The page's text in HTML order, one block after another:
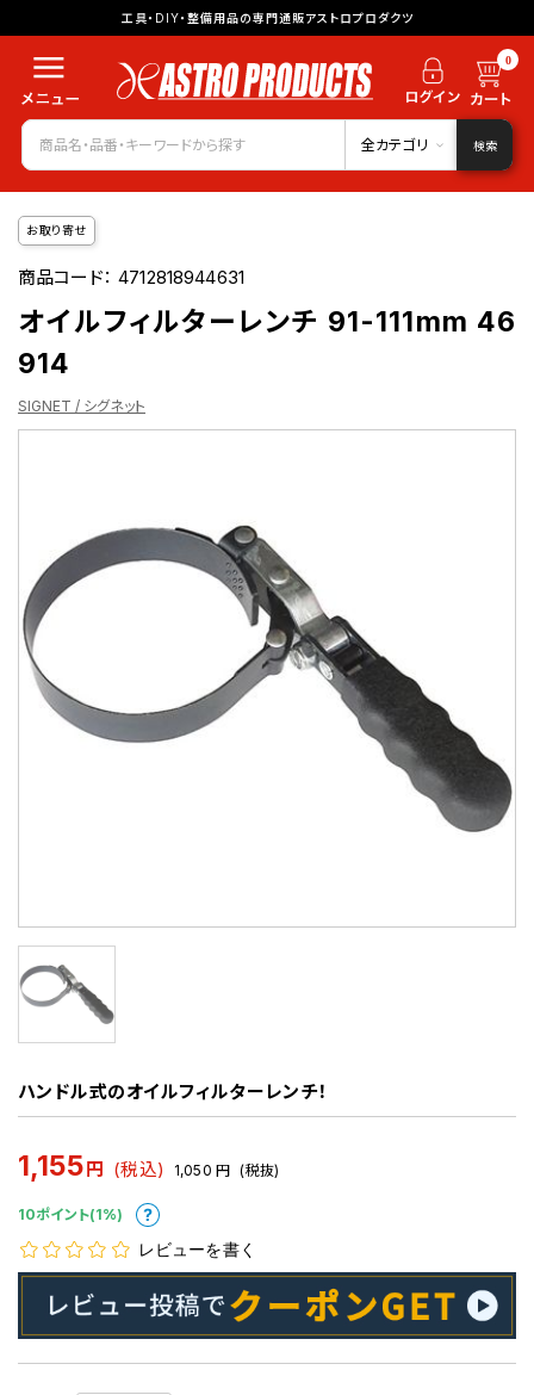
工具・DIY・整備用品の専門通販アストロプロダクツ
0
全カテゴリ 検索
お取り寄せ
商品コード：4712818944631
オイルフィルターレンチ 91-111mm 46
914
SIGNET / シグネット
ハンドル式のオイルフィルターレンチ！
1,155 円 (税込) 1,050 円 (税抜)
10ポイント(1%)
レビューを書く